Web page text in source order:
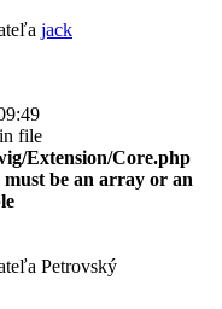
jack
file
Extension/Core.php
be an array or an
Petrovský